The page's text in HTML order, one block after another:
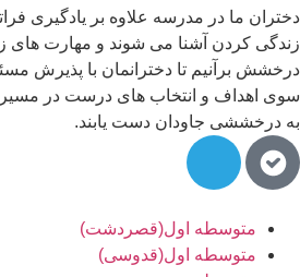
دختران ما در مدرسه علاوه بر یادگیری
زندگی کردن آشنا می شوند و مهارت های
درخشش برآنیم تا دخترانمان با پذیرش
سوی اهداف و انتخاب های درست در
به درخششی جاودان دست یابند.
متوسطه اول(قصردشت)
متوسطه اول(قدوسی)